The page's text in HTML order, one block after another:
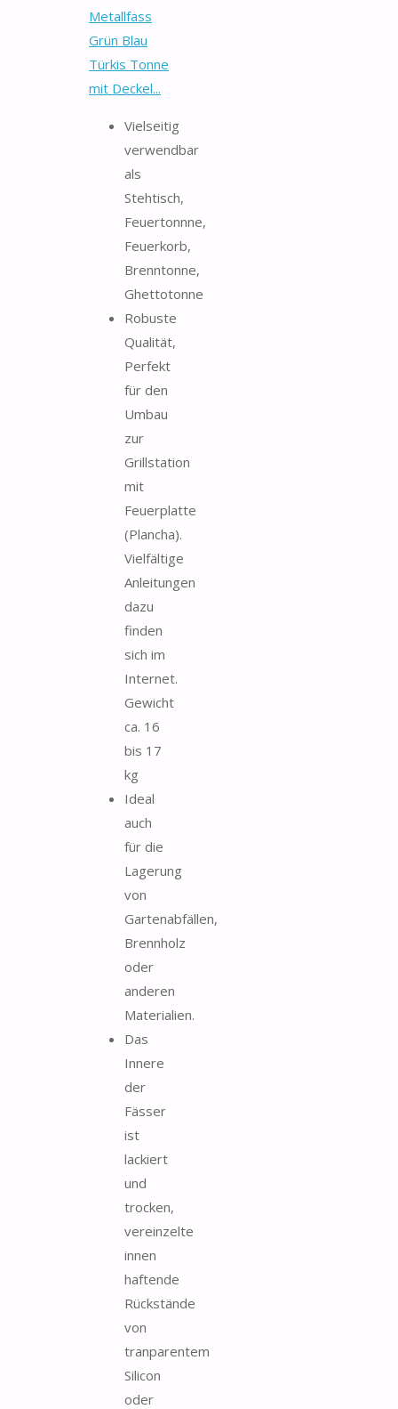
Metallfass
Grün Blau
Türkis Tonne
mit Deckel...
Vielseitig
verwendbar
als
Stehtisch,
Feuertonnne,
Feuerkorb,
Brenntonne,
Ghettotonne
Robuste
Qualität,
Perfekt
für den
Umbau
zur
Grillstation
mit
Feuerplatte
(Plancha).
Vielfältige
Anleitungen
dazu
finden
sich im
Internet.
Gewicht
ca. 16
bis 17
kg
Ideal
auch
für die
Lagerung
von
Gartenabfällen,
Brennholz
oder
anderen
Materialien.
Das
Innere
der
Fässer
ist
lackiert
und
trocken,
vereinzelte
innen
haftende
Rückstände
von
tranparentem
Silicon
oder